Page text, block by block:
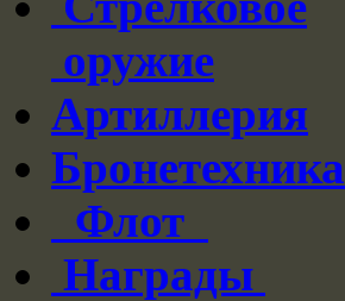
оружие
Артиллерия
Бронетехника
Флот
Награды